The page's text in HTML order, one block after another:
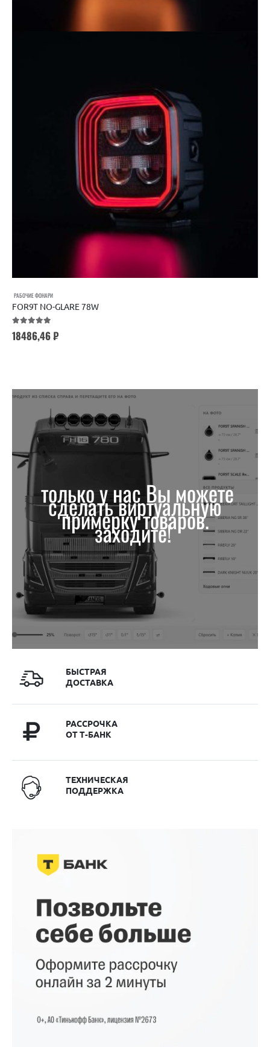
РАБОЧИЕ ФОНАРИ
FOR9T NO-GLARE 78W
18486,46₽
только у нас Вы можете
сделать виртуальную
примерку товаров.
заходите!
БЫСТРАЯ
ДОСТАВКА
РАССРОЧКА
ОТ Т-БАНК
ТЕХНИЧЕСКАЯ
ПОДДЕРЖКА